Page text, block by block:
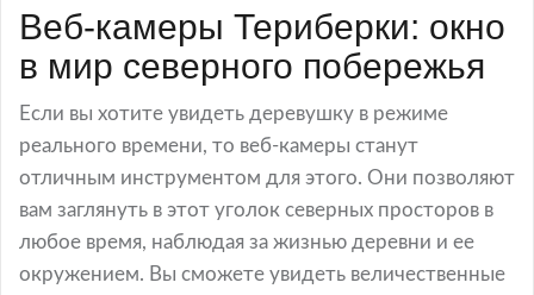
Веб-камеры Териберки: окно
в мир северного побережья
Если вы хотите увидеть деревушку в режиме
реального времени, то веб-камеры станут
отличным инструментом для этого. Они позволяют
вам заглянуть в этот уголок северных просторов в
любое время, наблюдая за жизнью деревни и ее
окружением. Вы сможете увидеть величественные